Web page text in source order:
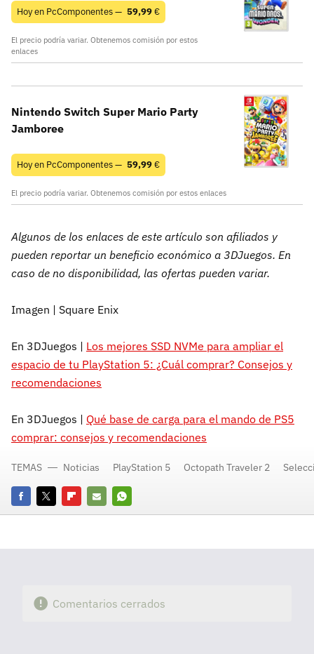
Hoy en PcComponentes — 59,99€
El precio podría variar. Obtenemos comisión por estos
enlaces
Nintendo Switch Super Mario Party
Jamboree
Hoy en PcComponentes — 59,99€
El precio podría variar. Obtenemos comisión por estos enlaces
Algunos de los enlaces de este artículo son afiliados y
pueden reportar un beneficio económico a 3DJuegos. En
caso de no disponibilidad, las ofertas pueden variar.
Imagen | Square Enix
En 3DJuegos | Los mejores SSD NVMe para ampliar el
espacio de tu PlayStation 5: ¿Cuál comprar? Consejos y
recomendaciones
En 3DJuegos | Qué base de carga para el mando de PS5
comprar: consejos y recomendaciones
FacebookTwitterFlipboard
E-
Whatsapp
TEMAS Noticias PlayStation 5 Octopath Traveler 2
Comentarios cerrados